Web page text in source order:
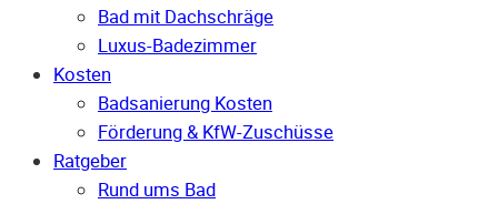
Bad mit Dachschräge
Luxus-Badezimmer
Kosten
Badsanierung Kosten
Förderung & KfW-Zuschüsse
Ratgeber
Rund ums Bad